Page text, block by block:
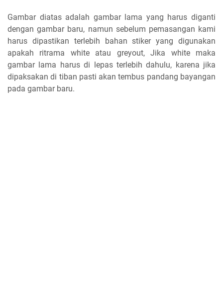
Gambar diatas adalah gambar lama yang harus diganti
dengan gambar baru, namun sebelum pemasangan kami
harus dipastikan terlebih bahan stiker yang digunakan
apakah ritrama white atau greyout, Jika white maka
gambar lama harus di lepas terlebih dahulu, karena jika
dipaksakan di tiban pasti akan tembus pandang bayangan
pada gambar baru.